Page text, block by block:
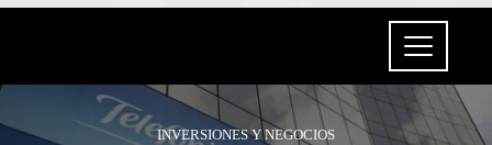
INVERSIONES Y NEGOCIOS